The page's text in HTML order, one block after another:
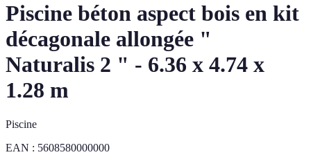
Piscine béton aspect bois en kit
décagonale allongée "
Naturalis 2 " - 6.36 x 4.74 x
1.28 m
Piscine
EAN : 5608580000000